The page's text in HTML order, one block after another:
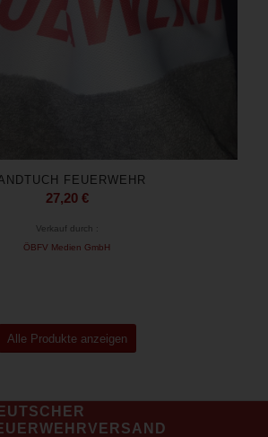
FEUERWEHR
27,20 €
Verkauf durch :
ÖBFV Medien GmbH
Alle Produkte anzeigen